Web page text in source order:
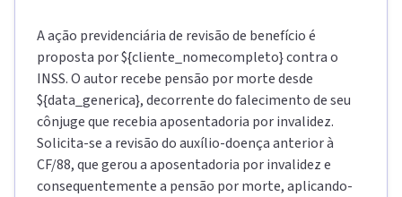
A ação previdenciária de revisão de benefício é
proposta por ${cliente_nomecompleto} contra o
INSS. O autor recebe pensão por morte desde
${data_generica}, decorrente do falecimento de seu
cônjuge que recebia aposentadoria por invalidez.
Solicita-se a revisão do auxílio-doença anterior à
CF/88, que gerou a aposentadoria por invalidez e
consequentemente a pensão por morte, aplicando-